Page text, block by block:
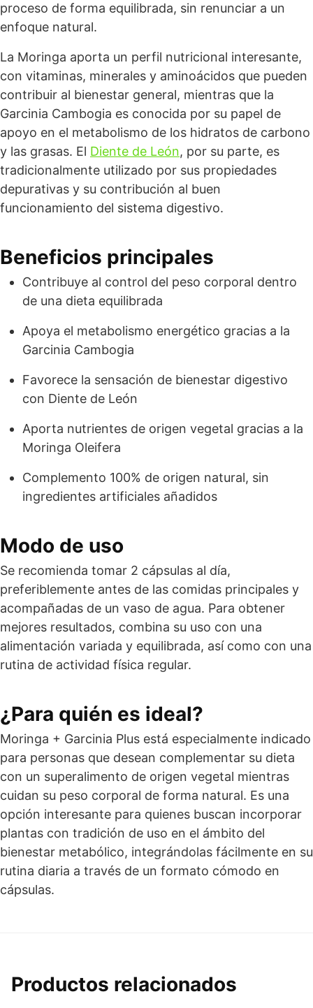
proceso de forma equilibrada, sin renunciar a un
enfoque natural.
La Moringa aporta un perfil nutricional interesante,
con vitaminas, minerales y aminoácidos que pueden
contribuir al bienestar general, mientras que la
Garcinia Cambogia es conocida por su papel de
apoyo en el metabolismo de los hidratos de carbono
y las grasas. El Diente de León, por su parte, es
tradicionalmente utilizado por sus propiedades
depurativas y su contribución al buen
funcionamiento del sistema digestivo.
Beneficios principales
Contribuye al control del peso corporal dentro
de una dieta equilibrada
Apoya el metabolismo energético gracias a la
Garcinia Cambogia
Favorece la sensación de bienestar digestivo
con Diente de León
Aporta nutrientes de origen vegetal gracias a la
Moringa Oleifera
Complemento 100% de origen natural, sin
ingredientes artificiales añadidos
Modo de uso
Se recomienda tomar 2 cápsulas al día,
preferiblemente antes de las comidas principales y
acompañadas de un vaso de agua. Para obtener
mejores resultados, combina su uso con una
alimentación variada y equilibrada, así como con una
rutina de actividad física regular.
¿Para quién es ideal?
Moringa + Garcinia Plus está especialmente indicado
para personas que desean complementar su dieta
con un superalimento de origen vegetal mientras
cuidan su peso corporal de forma natural. Es una
opción interesante para quienes buscan incorporar
plantas con tradición de uso en el ámbito del
bienestar metabólico, integrándolas fácilmente en su
rutina diaria a través de un formato cómodo en
cápsulas.
Productos relacionados